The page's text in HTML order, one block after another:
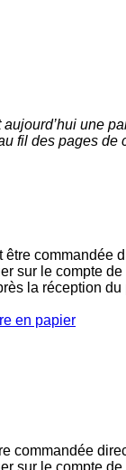
une
fil des pages de
être commandée
sur le compte
la réception du
en papier
commandée
sur le compte